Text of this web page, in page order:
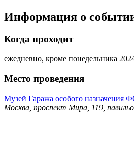
Информация о
Когда проходит
ежедневно, кроме понедельника
Место проведения
Музей Гаража особого назначения
Москва, проспект Мира, 119,